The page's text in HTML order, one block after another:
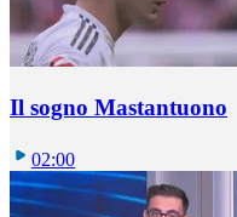
Il sogno Mastantuono
02:00